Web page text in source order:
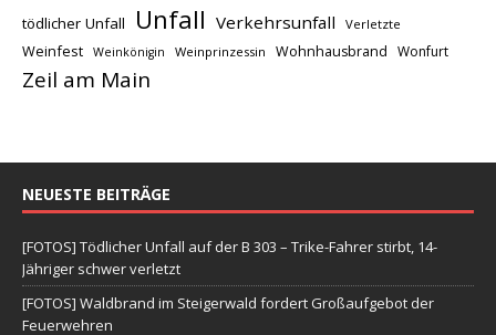
tödlicher Unfall Unfall Verkehrsunfall Verletzte
Weinfest Weinkönigin Weinprinzessin Wohnhausbrand Wonfurt
Zeil am Main
NEUESTE BEITRÄGE
[FOTOS] Tödlicher Unfall auf der B 303 – Trike-Fahrer stirbt, 14-
Jähriger schwer verletzt
[FOTOS] Waldbrand im Steigerwald fordert Großaufgebot der
Feuerwehren